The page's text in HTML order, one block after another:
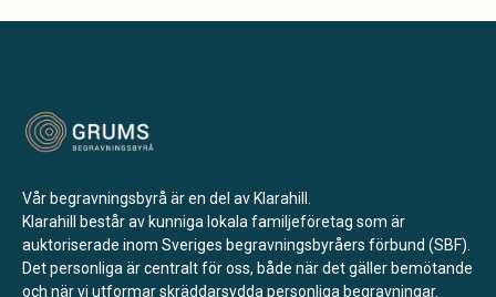
Vår begravningsbyrå är en del av Klarahill.
Klarahill består av kunniga lokala familjeföretag som är
auktoriserade inom Sveriges begravningsbyråers förbund (SBF).
Det personliga är centralt för oss, både när det gäller bemötande
och när vi utformar skräddarsydda personliga begravningar.